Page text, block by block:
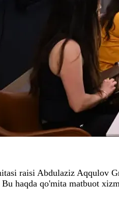
raisi Abdulaziz Aqqulov
haqda qo'mita matbuot